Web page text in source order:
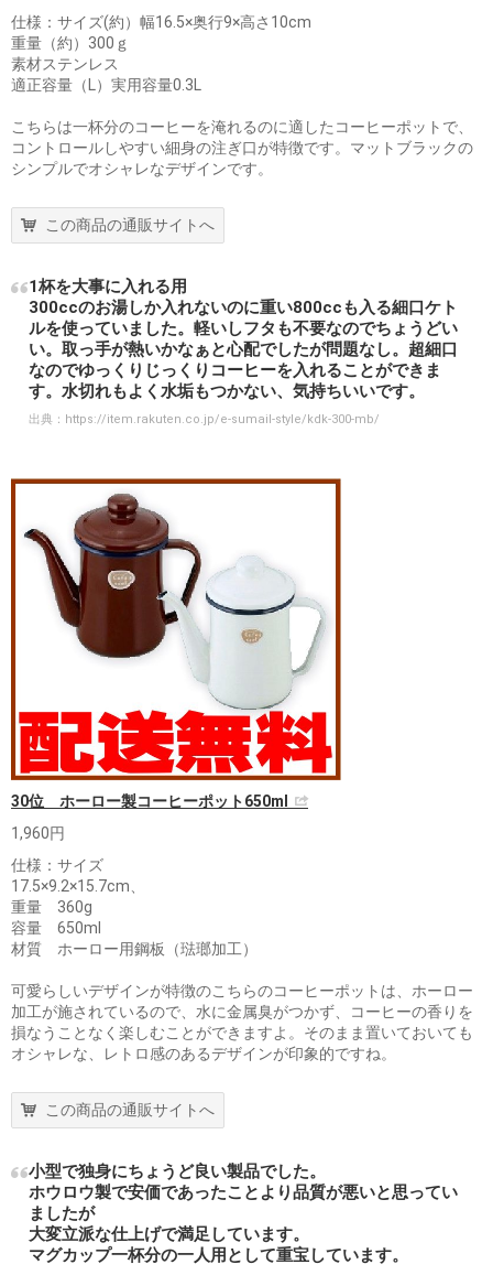
仕様：サイズ(約）幅16.5×奥行9×高さ10cm
重量（約）300ｇ
素材ステンレス
適正容量（L）実用容量0.3L
こちらは一杯分のコーヒーを淹れるのに適したコーヒーポットで、
コントロールしやすい細身の注ぎ口が特徴です。マットブラックの
シンプルでオシャレなデザインです。
この商品の通販サイトへ
1杯を大事に入れる用
300ccのお湯しか入れないのに重い800ccも入る細口ケト
ルを使っていました。軽いしフタも不要なのでちょうどい
い。取っ手が熱いかなぁと心配でしたが問題なし。超細口
なのでゆっくりじっくりコーヒーを入れることができま
す。水切れもよく水垢もつかない、気持ちいいです。
出典： https://item.rakuten.co.jp/e-sumail-style/kdk-300-mb/
30位 ホーロー製コーヒーポット650ml
1,960円
仕様：サイズ
17.5×9.2×15.7cm、
重量 360g
容量 650ml
材質 ホーロー用鋼板（琺瑯加工）
可愛らしいデザインが特徴のこちらのコーヒーポットは、ホーロー
加工が施されているので、水に金属臭がつかず、コーヒーの香りを
損なうことなく楽しむことができますよ。そのまま置いておいても
オシャレな、レトロ感のあるデザインが印象的ですね。
この商品の通販サイトへ
小型で独身にちょうど良い製品でした。
ホウロウ製で安価であったことより品質が悪いと思ってい
ましたが
大変立派な仕上げで満足しています。
マグカップ一杯分の一人用として重宝しています。